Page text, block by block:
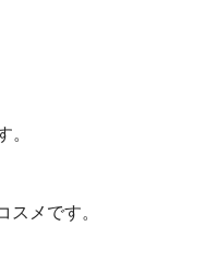
メです。